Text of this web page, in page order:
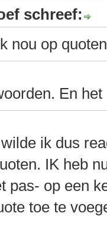
schreef:
nou op
En
ik dus
IK heb
pas- op een
toe te